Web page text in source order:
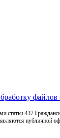
файлов
437
публичной